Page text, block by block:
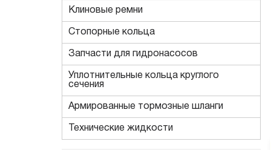
Клиновые ремни
Стопорные кольца
Запчасти для гидронасосов
Уплотнительные кольца круглого
сечения
Армированные тормозные шланги
Технические жидкости